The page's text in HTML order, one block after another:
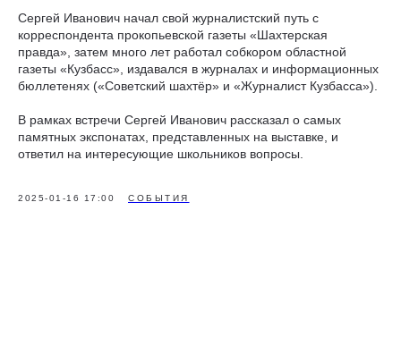
Сергей Иванович начал свой журналистский путь с
корреспондента прокопьевской газеты «Шахтерская
правда», затем много лет работал собкором областной
газеты «Кузбасс», издавался в журналах и информационных
бюллетенях («Советский шахтёр» и «Журналист Кузбасса»).
В рамках встречи Сергей Иванович рассказал о самых
памятных экспонатах, представленных на выставке, и
ответил на интересующие школьников вопросы.
2025-01-16 17:00 СОБЫТИЯ